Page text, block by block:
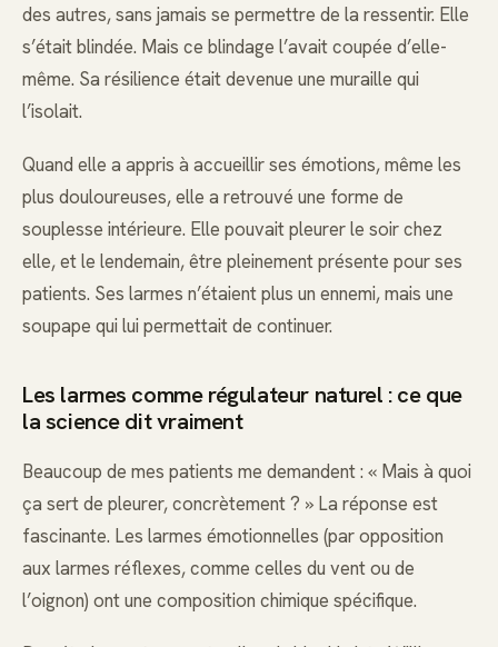
des autres, sans jamais se permettre de la ressentir. Elle
s’était blindée. Mais ce blindage l’avait coupée d’elle-
même. Sa résilience était devenue une muraille qui
l’isolait.
Quand elle a appris à accueillir ses émotions, même les
plus douloureuses, elle a retrouvé une forme de
souplesse intérieure. Elle pouvait pleurer le soir chez
elle, et le lendemain, être pleinement présente pour ses
patients. Ses larmes n’étaient plus un ennemi, mais une
soupape qui lui permettait de continuer.
Les larmes comme régulateur naturel : ce que
la science dit vraiment
Beaucoup de mes patients me demandent : « Mais à quoi
ça sert de pleurer, concrètement ? » La réponse est
fascinante. Les larmes émotionnelles (par opposition
aux larmes réflexes, comme celles du vent ou de
l’oignon) ont une composition chimique spécifique.